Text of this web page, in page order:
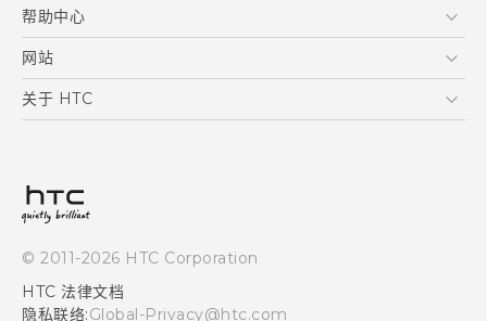
区块链智能手机
VIVE
帮助中心
在线客服
支援与服务
产品保固说明
网站
HTC Dev
关于 HTC
投资人
产品安全
加入HTC
© 2011-2026 HTC Corporation
HTC 法律文档
隐私联络:Global-Privacy@htc.com